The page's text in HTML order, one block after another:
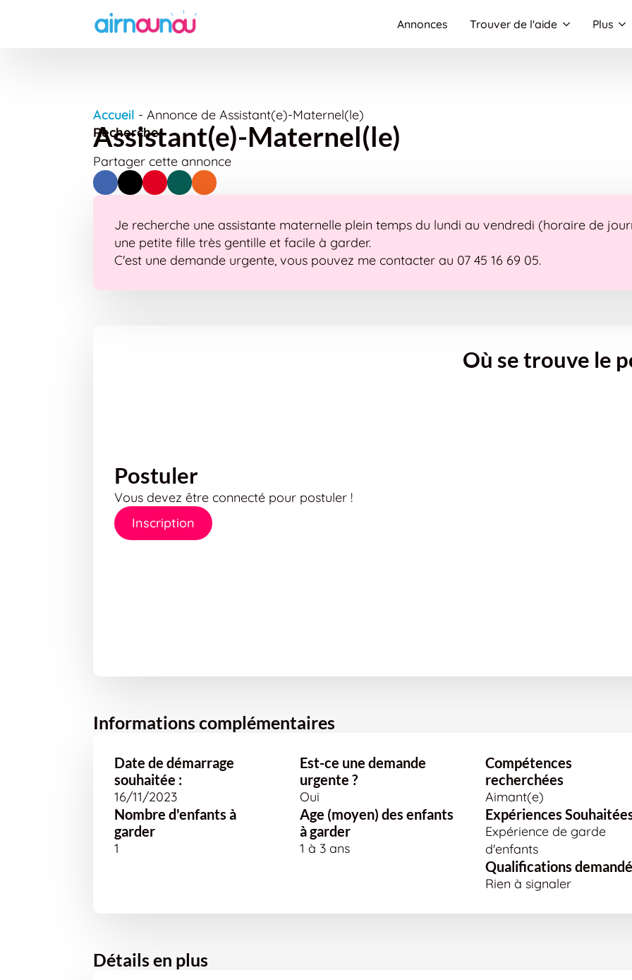
Annonces Trouver de l'aide Plus
Accueil - Annonce de Assistant(e)-Maternel(le)
Recherche
Assistant(e)-Maternel(le)
Partager cette annonce
Je recherche une assistante maternelle plein temps du lundi au vendredi (horaire de
une petite fille très gentille et facile à garder.
C'est une demande urgente, vous pouvez me contacter au 07 45 16 69 05.
Postuler
Vous devez être connecté pour postuler !
Inscription
Où se trouve le
Informations complémentaires
Date de démarrage
souhaitée :
16/11/2023
Nombre d'enfants à
garder
1
Est-ce une demande
urgente ?
Oui
Age (moyen) des enfants
à garder
1 à 3 ans
Compétences
recherchées
Aimant(e)
Expériences
Expérience de garde
d'enfants
Qualifications
Rien à signaler
Détails en plus